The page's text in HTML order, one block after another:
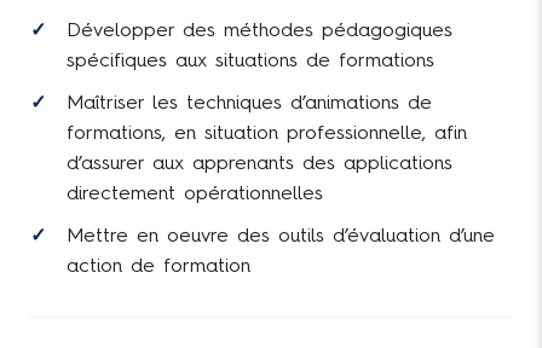
Développer des méthodes pédagogiques
spécifiques aux situations de formations
Maîtriser les techniques d’animations de
formations, en situation professionnelle, afin
d’assurer aux apprenants des applications
directement opérationnelles
Mettre en oeuvre des outils d’évaluation d’une
action de formation